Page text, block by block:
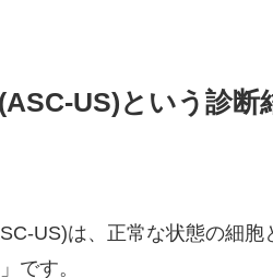
US)という診
US)は、正常な状態の細
です。